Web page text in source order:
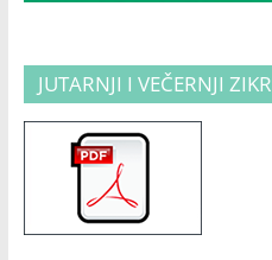
JUTARNJI I VEČERNJI ZIKR